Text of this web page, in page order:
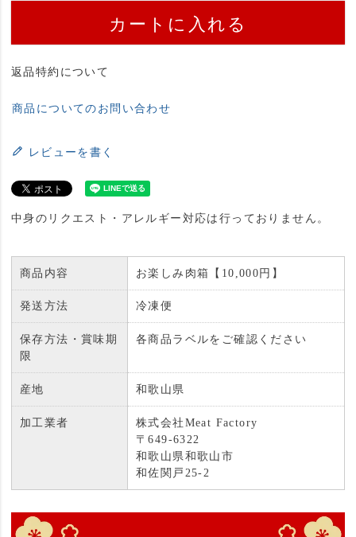
カートに入れる
返品特約について
商品についてのお問い合わせ
レビューを書く
中身のリクエスト・アレルギー対応は行っておりません。
商品内容 お楽しみ肉箱【10,000円】
発送方法 冷凍便
保存方法・賞味期
限
各商品ラベルをご確認ください
産地 和歌山県
加工業者
株式会社Meat Factory
〒649-6322
和歌山県和歌山市
和佐関戸25-2